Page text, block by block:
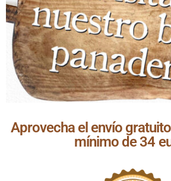
Aprovecha el envío
mínimo de 34